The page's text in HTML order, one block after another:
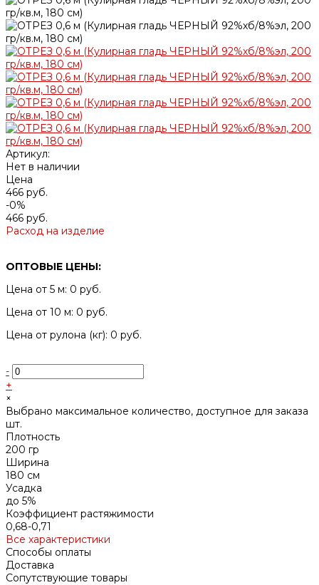
Артикул:
Нет в наличии
Цена
466 руб.
-0%
466 руб.
Расход на изделие
ОПТОВЫЕ ЦЕНЫ:
Цена от 5 м: 0 руб.
Цена от 10 м: 0 руб.
Цена от рулона (кг): 0 руб.
-
+
×
Выбрано максимальное количество, доступное для заказа
шт.
Плотность
200 гр
Ширина
180 см
Усадка
до 5%
Коэффициент растяжимости
0,68-0,71
Все характеристики
Способы оплаты
Доставка
Сопутствующие товары